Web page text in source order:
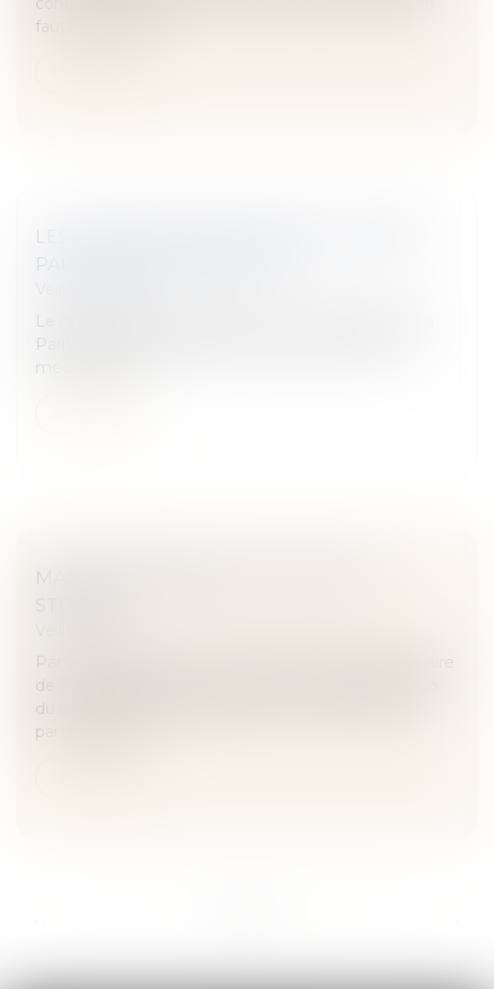
faute inexcusab...
LES LABORATOIRES SERVIER RATTRAPÉS
PAR LE POISON MEDIATOR
Le groupe pharmaceutique a été condamné lundi à
Paris, ainsi que l'Agence nationale de sécurité du
médicament...
MARQUE RENOMMÉE : LES ROLLING
STONES
Par une décision du 25 février 2021, le tribunal judiciaire
de Paris a jugé que les marques reproduisant le logo
du groupe The Rolling Stones sont connues d’une
partie significa...